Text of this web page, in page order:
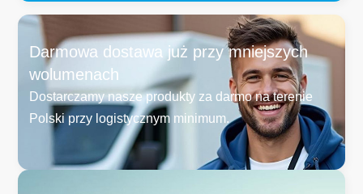
Darmowa dostawa już przy mniejszych
wolumenach
Dostarczamy nasze produkty za darmo na terenie
Polski przy logistycznym minimum.